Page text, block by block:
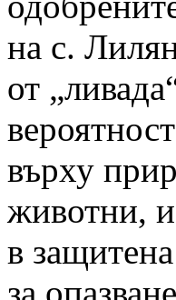
на с.
от
върху
животни, и
в
за